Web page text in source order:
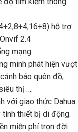
hỗ trợ
2.4
mạng
minh phát hiện vượt
báo quên đồ,
thị ….
với giao thức Dahua
tính thiết bị di động.
miễn phí trọn đời